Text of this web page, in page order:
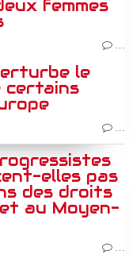
femmes
…
le
certains
…
elles pas
des droits
au Moyen-
…